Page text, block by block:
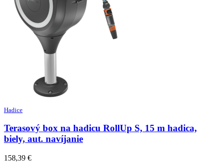
Hadice
Terasový box na hadicu RollUp S, 15 m hadica,
biely, aut. navíjanie
158,39 €